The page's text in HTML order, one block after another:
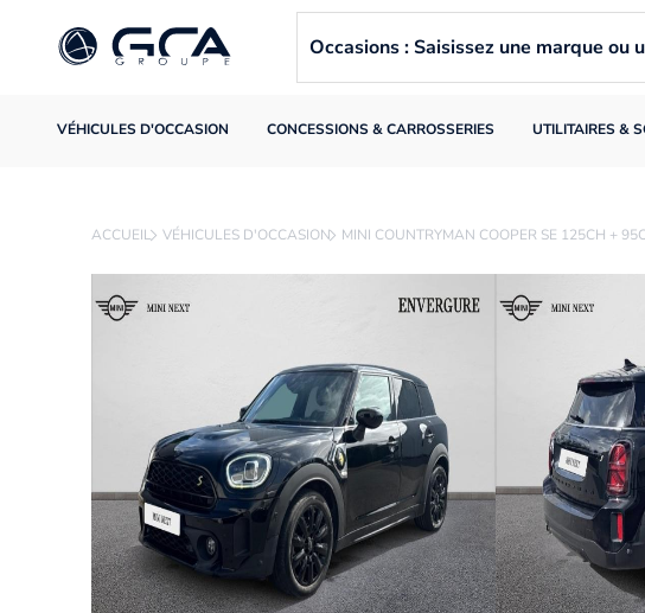
VÉHICULES D'OCCASION CONCESSIONS & CARROSSERIES UTILITAIRES &
Occasions : Saisissez une marque ou
ACCUEIL VÉHICULES D'OCCASION MINI COUNTRYMAN COOPER SE 125CH +